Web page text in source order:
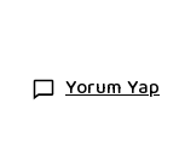
Yorum Yap